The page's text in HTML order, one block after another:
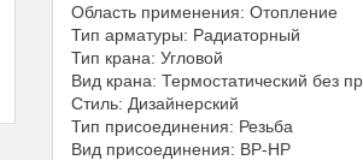
Область применения: Отопление
Тип арматуры: Радиаторный
Тип крана: Угловой
Вид крана: Термостатический без
Стиль: Дизайнерский
Тип присоединения: Резьба
Вид присоединения: ВР-НР